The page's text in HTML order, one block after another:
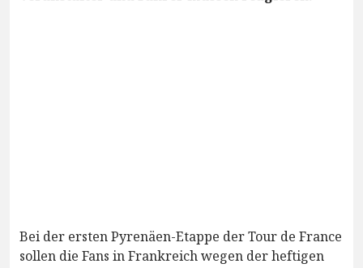
Bei der ersten Pyrenäen-Etappe der Tour de France
sollen die Fans in Frankreich wegen der heftigen